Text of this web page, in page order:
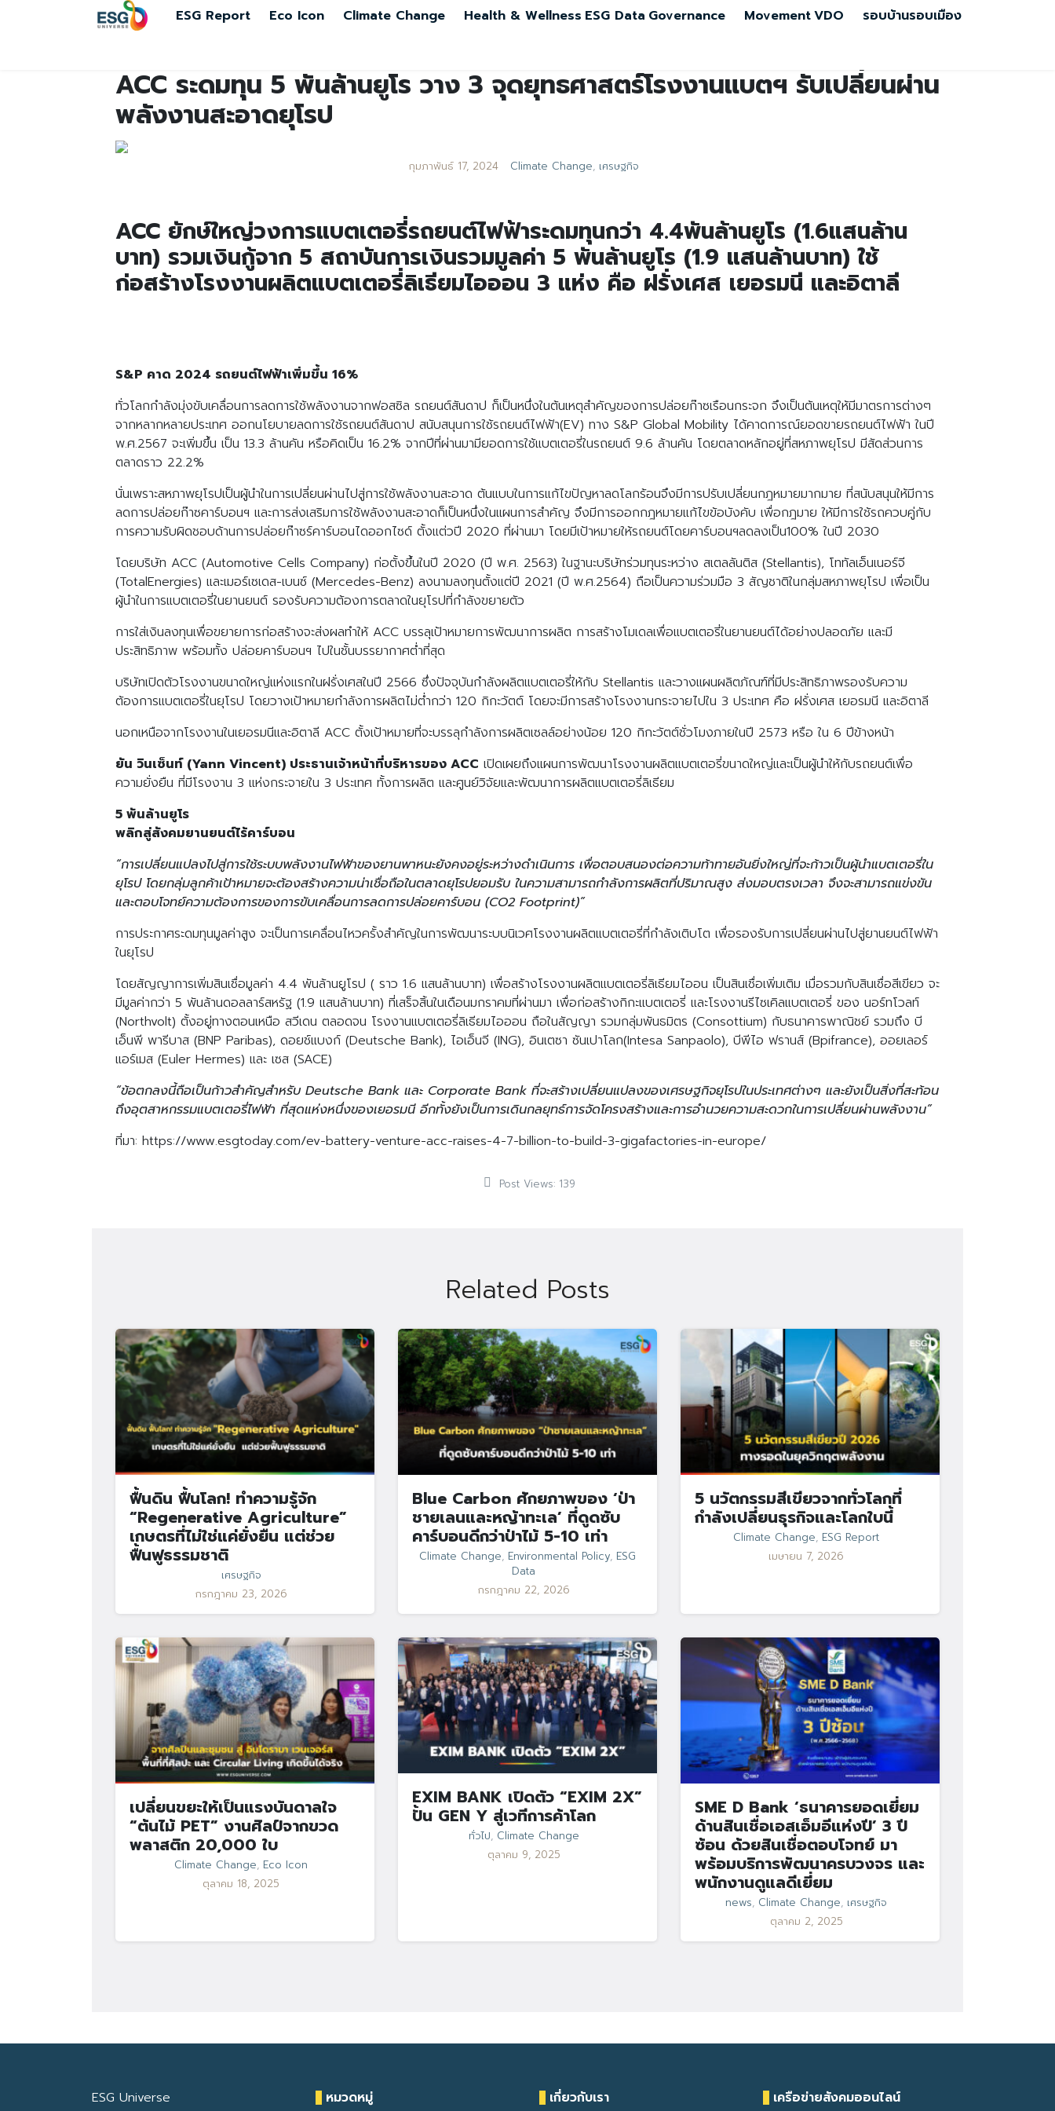
ESG Report Eco Icon Climate Change Health & Wellness ESG Data Governance MovementVDO รอบบ้านรอบเมือง
ACC ระดมทุน 5 พันล้านยูโร วาง 3 จุดยุทธศาสตร์โรงงานแบตฯ รับเปลี่ยนผ่าน
พลังงานสะอาดยุโรป
กุมภาพันธ์ 17, 2024 Climate Change, เศรษฐกิจ
ACC ยักษ์ใหญ่วงการแบตเตอรี่รถยนต์ไฟฟ้าระดมทุนกว่า 4.4พันล้านยูโร (1.6แสนล้าน
บาท) รวมเงินกู้จาก 5 สถาบันการเงินรวมมูลค่า 5 พันล้านยูโร (1.9 แสนล้านบาท) ใช้
ก่อสร้างโรงงานผลิตแบตเตอรี่ลิเธียมไอออน 3 แห่ง คือ ฝรั่งเศส เยอรมนี และอิตาลี
S&P คาด 2024 รถยนต์ไฟฟ้าเพิ่มขึ้น 16%
ทั่วโลกกำลังมุ่งขับเคลื่อนการลดการใช้พลังงานจากฟอสซิล รถยนต์สันดาป ก็เป็นหนึ่งในต้นเหตุสำคัญของการปล่อยก๊าซเรือนกระจก จึงเป็นต้นเหตุให้มีมาตรการต่างๆ
จากหลากหลายประเทศ ออกนโยบายลดการใช้รถยนต์สันดาป สนับสนุนการใช้รถยนต์ไฟฟ้า(EV) ทาง S&P Global Mobility ได้คาดการณ์ยอดขายรถยนต์ไฟฟ้า ในปี
พ.ศ.2567 จะเพิ่มขึ้น เป็น 13.3 ล้านคัน หรือคิดเป็น 16.2% จากปีที่ผ่านมามียอดการใช้แบตเตอรี่ในรถยนต์ 9.6 ล้านคัน โดยตลาดหลักอยู่ที่สหภาพยุโรป มีสัดส่วนการ
ตลาดราว 22.2%
นั่นเพราะสหภาพยุโรปเป็นผู้นำในการเปลี่ยนผ่านไปสู่การใช้พลังงานสะอาด ต้นแบบในการแก้ไขปัญหาลดโลกร้อนจึงมีการปรับเปลี่ยนกฎหมายมากมาย ที่สนับสนุนให้มีการ
ลดการปล่อยก๊าซคาร์บอนฯ และการส่งเสริมการใช้พลังงานสะอาดก็เป็นหนึ่งในแผนการสำคัญ จึงมีการออกกฎหมายแก้ไขข้อบังคับ เพื่อกฎมาย ให้มีการใช้รถควบคู่กับ
การความรับผิดชอบด้านการปล่อยก๊าซร์คาร์บอนไดออกไซด์ ตั้งแต่วปี 2020 ที่ผ่านมา โดยมีเป้าหมายให้รถยนต์โดยคาร์บอนฯลดลงเป็น100% ในปี 2030
โดยบริษัท ACC (Automotive Cells Company) ก่อตั้งขึ้นในปี 2020 (ปี พ.ศ. 2563) ในฐานะบริษัทร่วมทุนระหว่าง สเตลลันติส (Stellantis), โททัลเอ็นเนอร์จี
(TotalEnergies) และเมอร์เซเดส-เบนซ์ (Mercedes-Benz) ลงนามลงทุนตั้งแต่ปี 2021 (ปี พ.ศ.2564) ถือเป็นความร่วมมือ 3 สัญชาติในกลุ่มสหภาพยุโรป เพื่อเป็น
ผู้นำในการแบตเตอรี่ในยานยนต์ รองรับความต้องการตลาดในยุโรปที่กำลังขยายตัว
การใส่เงินลงทุนเพื่อขยายการก่อสร้างจะส่งผลทำให้ ACC บรรลุเป้าหมายการพัฒนาการผลิต การสร้างโมเดลเพื่อแบตเตอรี่ในยานยนต์ได้อย่างปลอดภัย และมี
ประสิทธิภาพ พร้อมทั้ง ปล่อยคาร์บอนฯ ไปในชั้นบรรยากาศต่ำที่สุด
บริษัทเปิดตัวโรงงานขนาดใหญ่แห่งแรกในฝรั่งเศสในปี 2566 ซึ่งปัจจุบันกำลังผลิตแบตเตอรี่ให้กับ Stellantis และวางแผนผลิตภัณฑ์ที่มีประสิทธิภาพรองรับความ
ต้องการแบตเตอรี่ในยุโรป โดยวางเป้าหมายกำลังการผลิตไม่ต่ำกว่า 120 กิกะวัตต์ โดยจะมีการสร้างโรงงานกระจายไปใน 3 ประเทศ คือ ฝรั่งเศส เยอรมนี และอิตาลี
นอกเหนือจากโรงงานในเยอรมนีและอิตาลี ACC ตั้งเป้าหมายที่จะบรรลุกำลังการผลิตเซลล์อย่างน้อย 120 กิกะวัตต์ชั่วโมงภายในปี 2573 หรือ ใน 6 ปีข้างหน้า
ยัน วินเซ็นท์ (Yann Vincent) ประธานเจ้าหน้าที่บริหารของ ACC เปิดเผยถึงแผนการพัฒนาโรงงานผลิตแบตเตอรี่ขนาดใหญ่และเป็นผู้นำให้กับรถยนต์เพื่อ
ความยั่งยืน ที่มีโรงงาน 3 แห่งกระจายใน 3 ประเทศ ทั้งการผลิต และศูนย์วิจัยและพัฒนาการผลิตแบตเตอรี่ลิเธียม
5 พันล้านยูโร
พลิกสู่สังคมยานยนต์ไร้คาร์บอน
“การเปลี่ยนแปลงไปสู่การใช้ระบบพลังงานไฟฟ้าของยานพาหนะยังคงอยู่ระหว่างดำเนินการ เพื่อตอบสนองต่อความท้าทายอันยิ่งใหญ่ที่จะก้าวเป็นผู้นำแบตเตอรี่ใน
ยุโรป โดยกลุ่มลูกค้าเป้าหมายจะต้องสร้างความน่าเชื่อถือในตลาดยุโรปยอมรับ ในความสามารถกำลังการผลิตที่ปริมาณสูง ส่งมอบตรงเวลา จึงจะสามารถแข่งขัน
และตอบโจทย์ความต้องการของการขับเคลื่อนการลดการปล่อยคาร์บอน (CO2 Footprint)”
การประกาศระดมทุนมูลค่าสูง จะเป็นการเคลื่อนไหวครั้งสำคัญในการพัฒนาระบบนิเวศโรงงานผลิตแบตเตอรี่ที่กำลังเติบโต เพื่อรองรับการเปลี่ยนผ่านไปสู่ยานยนต์ไฟฟ้า
ในยุโรป
โดยสัญญาการเพิ่มสินเชื่อมูลค่า 4.4 พันล้านยูโรป ( ราว 1.6 แสนล้านบาท) เพื่อสร้างโรงงานผลิตแบตเตอรี่ลิเธียมไออน เป็นสินเชื่อเพิ่มเติม เมื่อรวมกับสินเชื่อสีเขียว จะ
มีมูลค่ากว่า 5 พันล้านดอลลาร์สหรัฐ (1.9 แสนล้านบาท) ที่เสร็จสิ้นในเดือนมกราคมที่ผ่านมา เพื่อก่อสร้างกิกะแบตเตอรี่ และโรงงานรีไซเคิลแบตเตอรี่ ของ นอร์ทโวลท์
(Northvolt) ตั้งอยู่ทางตอนเหนือ สวีเดน ตลอดจน โรงงานแบตเตอรี่ลิเธียมไอออน ถือในสัญญา รวมกลุ่มพันธมิตร (Consottium) กับธนาคารพาณิชย์ รวมถึง บี
เอ็นพี พารีบาส (BNP Paribas), ดอยช์แบงก์ (Deutsche Bank), ไอเอ็นจี (ING), อินเตซา ซันเปาโลก(Intesa Sanpaolo), บีพีไอ ฟรานส์ (Bpifrance), ออยเลอร์
แอร์เมส (Euler Hermes) และ เซส (SACE)
“ข้อตกลงนี้ถือเป็นก้าวสำคัญสำหรับ Deutsche Bank และ Corporate Bank ที่จะสร้างเปลี่ยนแปลงของเศรษฐกิจยุโรปในประเทศต่างๆ และยังเป็นสิ่งที่สะท้อน
ถึงอุตสาหกรรมแบตเตอรี่ไฟฟ้า ที่สุดแห่งหนึ่งของเยอรมนี อีกทั้งยังเป็นการเดินกลยุทธ์การจัดโครงสร้างและการอำนวยความสะดวกในการเปลี่ยนผ่านพลังงาน”
ที่มา: https://www.esgtoday.com/ev-battery-venture-acc-raises-4-7-billion-to-build-3-gigafactories-in-europe/
Post Views: 139
Related Posts
ฟื้นดิน ฟื้นโลก! ทำความรู้จัก
“Regenerative Agriculture”
เกษตรที่ไม่ใช่แค่ยั่งยืน แต่ช่วย
ฟื้นฟูธรรมชาติ
เศรษฐกิจ
กรกฎาคม 23, 2026
Blue Carbon ศักยภาพของ ‘ป่า
ชายเลนและหญ้าทะเล’ ที่ดูดซับ
คาร์บอนดีกว่าป่าไม้ 5-10 เท่า
Climate Change, Environmental Policy, ESG
Data
กรกฎาคม 22, 2026
5 นวัตกรรมสีเขียวจากทั่วโลกที่
กำลังเปลี่ยนธุรกิจและโลกใบนี้
Climate Change, ESG Report
เมษายน 7, 2026
เปลี่ยนขยะให้เป็นแรงบันดาลใจ
“ต้นไม้ PET” งานศิลป์จากขวด
พลาสติก 20,000 ใบ
Climate Change, Eco Icon
ตุลาคม 18, 2025
EXIM BANK เปิดตัว “EXIM 2X”
ปั้น GEN Y สู่เวทีการค้าโลก
ทั่วไป, Climate Change
ตุลาคม 9, 2025
SME D Bank ‘ธนาคารยอดเยี่ยม
ด้านสินเชื่อเอสเอ็มอีแห่งปี’ 3 ปี
ซ้อน ด้วยสินเชื่อตอบโจทย์ มา
พร้อมบริการพัฒนาครบวงจร และ
พนักงานดูแลดีเยี่ยม
news, Climate Change, เศรษฐกิจ
ตุลาคม 2, 2025
ESG Universe หมวดหมู่ เกี่ยวกับเรา เครือข่ายสังคมออนไลน์